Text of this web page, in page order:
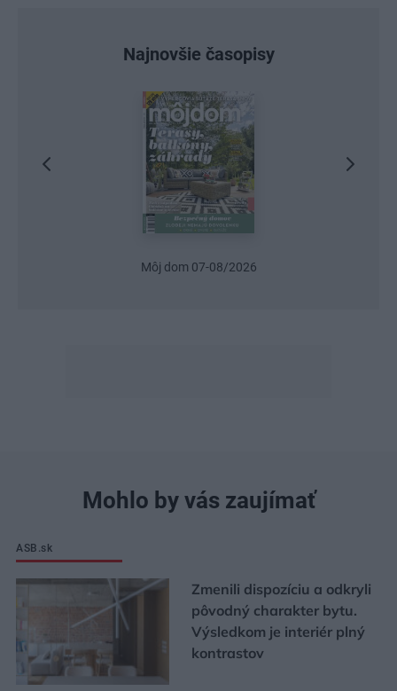
Najnovšie časopisy
Môj dom 07-08/2026
Mohlo by vás zaujímať
ASB.sk
Zmenili dispozíciu a odkryli
pôvodný charakter bytu.
Výsledkom je interiér plný
kontrastov